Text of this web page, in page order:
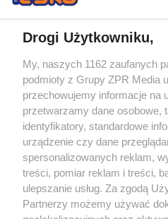
Żaden utwór zamieszczony w
rozpowszechniany lub dalej
tym także elektroniczny lub
eksploatacji w jakiejkolwiek formie,
Internecie bez pisemnej zgody
wykorzystanie utworów w całości lub
tzn. bez właściwej zgody, jest
ścigane prawnie.
Drogi Użytkowniku,
My, naszych 1162 zaufanych
podmioty z Grupy ZPR Media
przechowujemy informacje na
przetwarzamy dane osobowe,
identyfikatory, standardowe
urządzenie czy dane
spersonalizowanych reklam,
treści, pomiar reklam i treści,
ulepszanie usług. Za zgodą
Partnerzy możemy używać